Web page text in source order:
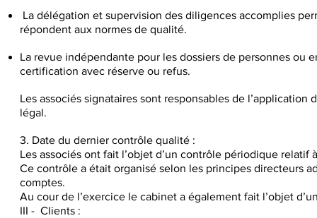
La délégation et supervision des diligences accomplies
répondent aux normes de qualité.
La revue indépendante pour les dossiers de personnes ou
certification avec réserve ou refus.
Les associés signataires sont responsables de
légal.
3. Date du dernier contrôle qualité :
Les associés ont fait l’objet d’un contrôle périodique relatif
Ce contrôle a était organisé selon les principes directeurs
comptes.
Au cour de l’exercice le cabinet a également fait l’objet
III - Clients :